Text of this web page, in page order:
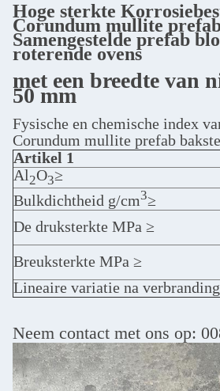
Hoge sterkte
Corundum mullite
Samengestelde prefab
roterende ovens
met een breedte van
50 mm
Fysische en chemische index
Corundum mullite prefab
Artikel 1
Al2O3≥
Bulkdichtheid g/cm3≥
De druksterkte MPa ≥
Breuksterkte MPa ≥
Lineaire variatie na
Neem contact met ons op: